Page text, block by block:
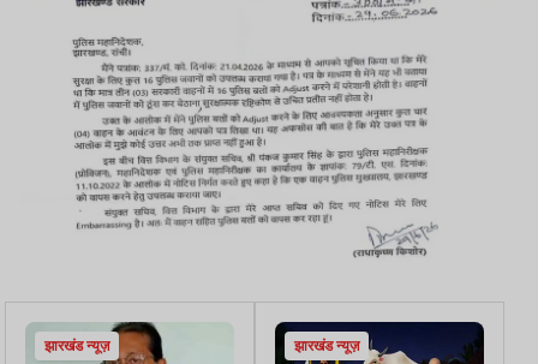
झारखंड न्यूज़ झारखंड न्यूज़